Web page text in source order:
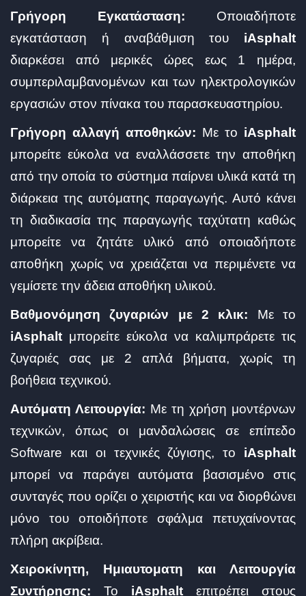
Γρήγορη Εγκατάσταση: Οποιαδήποτε
εγκατάσταση ή αναβάθμιση του iAsphalt
διαρκέσει από μερικές ώρες εως 1 ημέρα,
συμπεριλαμβανομένων και των ηλεκτρολογικών
εργασιών στον πίνακα του παρασκευαστηρίου.
Γρήγορη αλλαγή αποθηκών: Με το iAsphalt
μπορείτε εύκολα να εναλλάσσετε την αποθήκη
από την οποία το σύστημα παίρνει υλικά κατά τη
διάρκεια της αυτόματης παραγωγής. Αυτό κάνει
τη διαδικασία της παραγωγής ταχύτατη καθώς
μπορείτε να ζητάτε υλικό από οποιαδήποτε
αποθήκη χωρίς να χρειάζεται να περιμένετε να
γεμίσετε την άδεια αποθήκη υλικού.
Βαθμονόμηση ζυγαριών με 2 κλικ: Με το
iAsphalt μπορείτε εύκολα να καλιμπράρετε τις
ζυγαριές σας με 2 απλά βήματα, χωρίς τη
βοήθεια τεχνικού.
Αυτόματη Λειτουργία: Με τη χρήση μοντέρνων
τεχνικών, όπως οι μανδαλώσεις σε επίπεδο
Software και οι τεχνικές ζύγισης, το iAsphalt
μπορεί να παράγει αυτόματα βασισμένο στις
συνταγές που ορίζει ο χειριστής και να διορθώνει
μόνο του οποιδήποτε σφάλμα πετυχαίνοντας
πλήρη ακρίβεια.
Χειροκίνητη, Ημιαυτοματη και Λειτουργία
Συντήρησης: Το iAsphalt επιτρέπει στους